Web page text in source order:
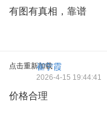
有图有真相，靠谱
点击重新加载
崔宁霞
2026-4-15 19:44:41
价格合理